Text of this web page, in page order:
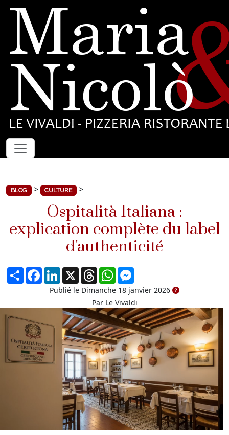
BLOG > CULTURE >
Ospitalità Italiana :
explication complète du label
d'authenticité
PartagerFacebook
LinkedIn
X ThreadsWhatsApp
Publié le Dimanche 18 janvier 2026
Par Le Vivaldi